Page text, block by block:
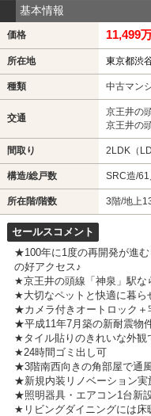
基本情報
価格 11,499
所在地 東京都渋
種類 中古マン
交通
京王井の
京王井の
間取り 2LDK（
構造/総戸数 SRC造/61
所在階/階数 3階/地上
セールスコメント
★100年に1度の再開発が進
の好アクセス♪
★京王井の頭線「神泉」駅な
★大切なペットと快適に暮
★カメラ付きオートロック＋
★平成11年7月築の新耐震物
★タイル貼りのきれいな外観
★24時間ゴミ出し可
★3階南西向きの角部屋で通
★新規内装リノベーション実
★照明器具・エアコン1台新
★リビングダイニングには床